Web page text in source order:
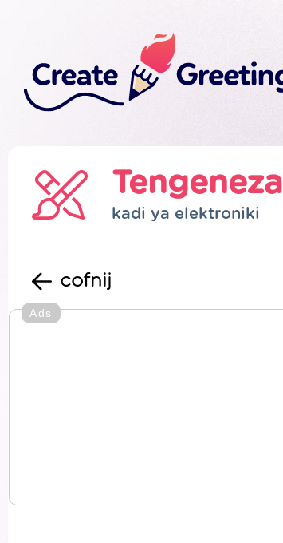
Tengeneza
kadi ya elektroniki
cofnij
Ads